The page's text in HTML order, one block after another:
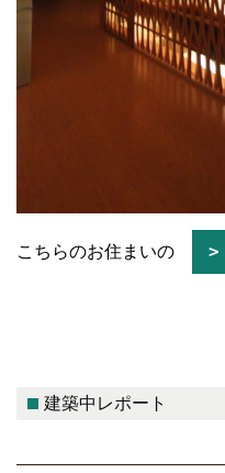
こちらのお住まいの
建築中レポート